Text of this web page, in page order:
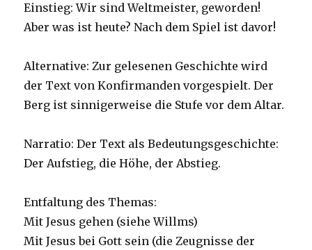
Einstieg: Wir sind Weltmeister, geworden!
Aber was ist heute? Nach dem Spiel ist davor!
Alternative: Zur gelesenen Geschichte wird
der Text von Konfirmanden vorgespielt. Der
Berg ist sinnigerweise die Stufe vor dem Altar.
Narratio: Der Text als Bedeutungsgeschichte:
Der Aufstieg, die Höhe, der Abstieg.
Entfaltung des Themas:
Mit Jesus gehen (siehe Willms)
Mit Jesus bei Gott sein (die Zeugnisse der